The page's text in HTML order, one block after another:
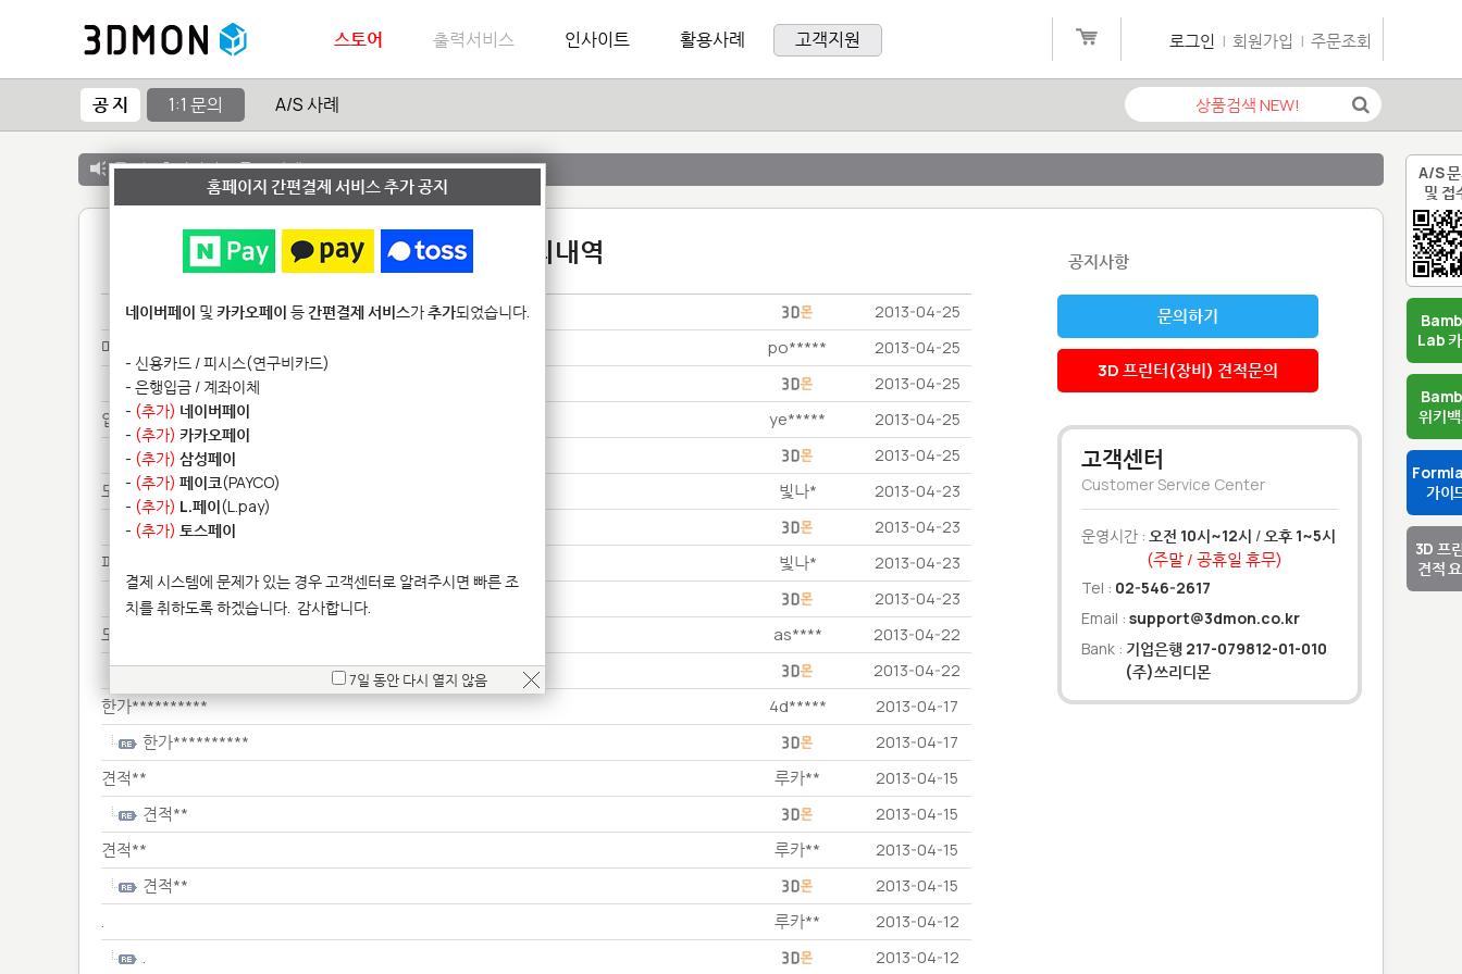
A/S
및 접
Lab
위키
가이
3D 프
견적
스토어 출력서비스 인사이트 활용사례 고객지원 로그인 | 회원가입 | 주문조회
공 지 1:1 문의 A/S 사례
공 지 :출력서비스 종료 안내
1:1 문의내역
제품**************** 2013-04-25
메일****** po***** 2013-04-25
메일****** 2013-04-25
업로******* ye***** 2013-04-25
업로******* 2013-04-25
도색****** 빛나* 2013-04-23
도색****** 2013-04-23
피규******* 빛나* 2013-04-23
피규******* 2013-04-23
도자************************ as**** 2013-04-22
도자************************ 2013-04-22
한가********** 4d***** 2013-04-17
한가********** 2013-04-17
견적** 루카** 2013-04-15
견적** 2013-04-15
견적** 루카** 2013-04-15
견적** 2013-04-15
. 루카** 2013-04-12
. 2013-04-12
공지사항
문의하기
3D 프린터(장비) 견적문의
고객센터
Customer Service Center
운영시간 : 오전 10시~12시 /오후 1~5시
(주말 / 공휴일 휴무)
Tel : 02-546-2617
Email : support@3dmon.co.kr
Bank : 기업은행 217-079812-01-010
(주)쓰리디몬
홈페이지 간편결제 서비스 추가 공지
네이버페이 및 카카오페이 등간편결제 서비스가추가되었습니다.
- 신용카드 / 피시스(연구비카드)
- 은행입금 / 계좌이체
- (추가) 네이버페이
- (추가) 카카오페이
- (추가) 삼성페이
- (추가) 페이코(PAYCO)
- (추가) L.페이(L.pay)
- (추가) 토스페이
결제 시스템에 문제가 있는 경우 고객센터로 알려주시면 빠른 조
치를 취하도록 하겠습니다. 감사합니다.
7일 동안 다시 열지 않음